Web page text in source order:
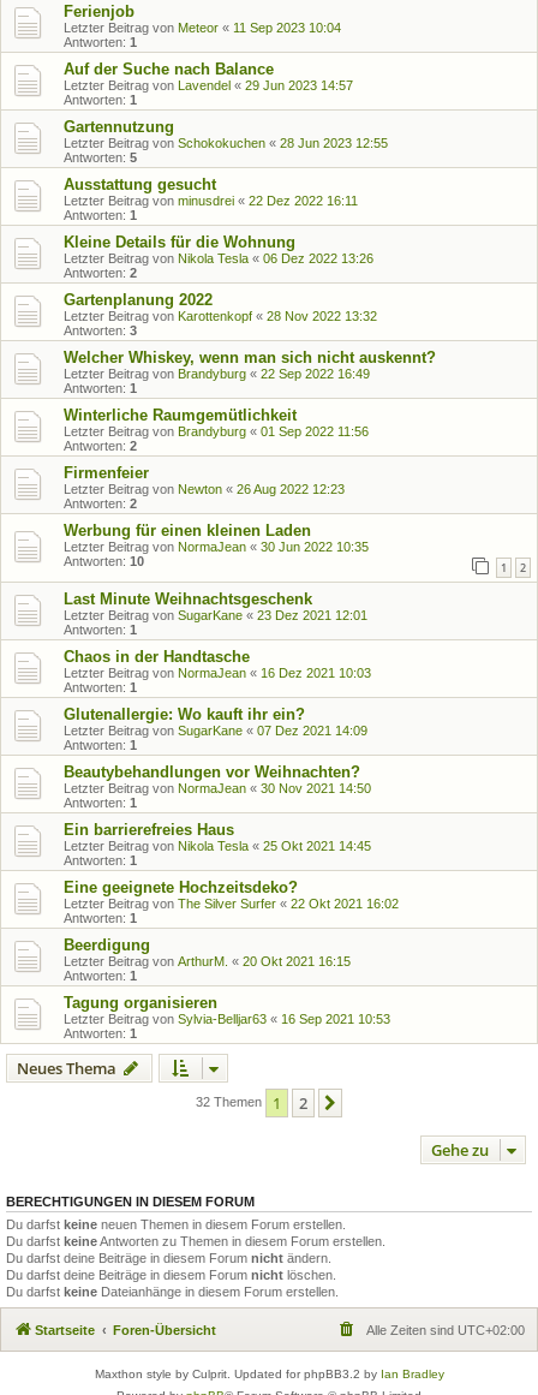
Ferienjob
Letzter Beitrag von Meteor « 11 Sep 2023 10:04
Antworten: 1
Auf der Suche nach Balance
Letzter Beitrag von Lavendel « 29 Jun 2023 14:57
Antworten: 1
Gartennutzung
Letzter Beitrag von Schokokuchen « 28 Jun 2023 12:55
Antworten: 5
Ausstattung gesucht
Letzter Beitrag von minusdrei « 22 Dez 2022 16:11
Antworten: 1
Kleine Details für die Wohnung
Letzter Beitrag von Nikola Tesla « 06 Dez 2022 13:26
Antworten: 2
Gartenplanung 2022
Letzter Beitrag von Karottenkopf « 28 Nov 2022 13:32
Antworten: 3
Welcher Whiskey, wenn man sich nicht auskennt?
Letzter Beitrag von Brandyburg « 22 Sep 2022 16:49
Antworten: 1
Winterliche Raumgemütlichkeit
Letzter Beitrag von Brandyburg « 01 Sep 2022 11:56
Antworten: 2
Firmenfeier
Letzter Beitrag von Newton « 26 Aug 2022 12:23
Antworten: 2
Werbung für einen kleinen Laden
Letzter Beitrag von NormaJean « 30 Jun 2022 10:35
Antworten: 10 1 2
Last Minute Weihnachtsgeschenk
Letzter Beitrag von SugarKane « 23 Dez 2021 12:01
Antworten: 1
Chaos in der Handtasche
Letzter Beitrag von NormaJean « 16 Dez 2021 10:03
Antworten: 1
Glutenallergie: Wo kauft ihr ein?
Letzter Beitrag von SugarKane « 07 Dez 2021 14:09
Antworten: 1
Beautybehandlungen vor Weihnachten?
Letzter Beitrag von NormaJean « 30 Nov 2021 14:50
Antworten: 1
Ein barrierefreies Haus
Letzter Beitrag von Nikola Tesla « 25 Okt 2021 14:45
Antworten: 1
Eine geeignete Hochzeitsdeko?
Letzter Beitrag von The Silver Surfer « 22 Okt 2021 16:02
Antworten: 1
Beerdigung
Letzter Beitrag von ArthurM. « 20 Okt 2021 16:15
Antworten: 1
Tagung organisieren
Letzter Beitrag von Sylvia-Belljar63 « 16 Sep 2021 10:53
Antworten: 1
Neues Thema
32 Themen 1 2
Gehe zu
BERECHTIGUNGEN IN DIESEM FORUM
Du darfst keine neuen Themen in diesem Forum erstellen.
Du darfst keineAntworten zu Themen in diesem Forum erstellen.
Du darfst deine Beiträge in diesem Forum nicht ändern.
Du darfst deine Beiträge in diesem Forum nicht löschen.
Du darfst keine Dateianhänge in diesem Forum erstellen.
Startseite Foren-Übersicht Alle Zeiten sind UTC+02:00
Maxthon style by Culprit. Updated for phpBB3.2 by Ian Bradley